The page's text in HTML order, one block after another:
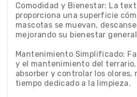
Comodidad y Bienestar: La
proporciona una superficie
mascotas se muevan,
mejorando su bienestar
Mantenimiento Simplificado:
y el mantenimiento del
absorber y controlar los olores,
tiempo dedicado a la limpieza.